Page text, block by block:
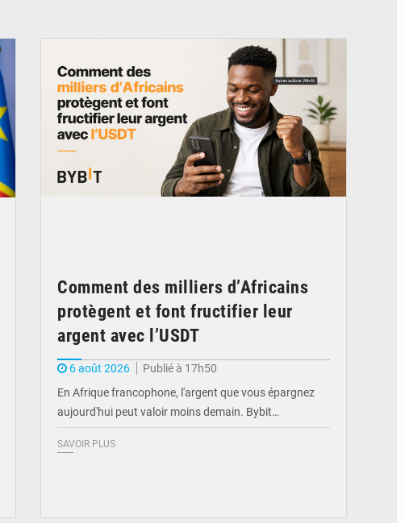
Comment des milliers d’Africains
protègent et font fructifier leur
argent avec l’USDT
6 août 2026
Publié à 17h50
En Afrique francophone, l'argent que vous épargnez
aujourd'hui peut valoir moins demain. Bybit…
SAVOIR PLUS